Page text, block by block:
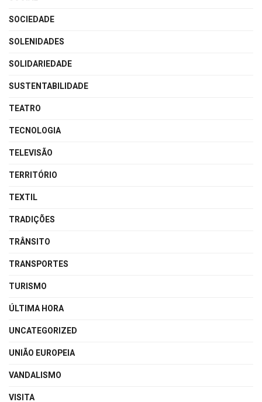
SOCIEDADE
SOLENIDADES
SOLIDARIEDADE
SUSTENTABILIDADE
TEATRO
TECNOLOGIA
TELEVISÃO
TERRITÓRIO
TEXTIL
TRADIÇÕES
TRÂNSITO
TRANSPORTES
TURISMO
ÚLTIMA HORA
UNCATEGORIZED
UNIÃO EUROPEIA
VANDALISMO
VISITA